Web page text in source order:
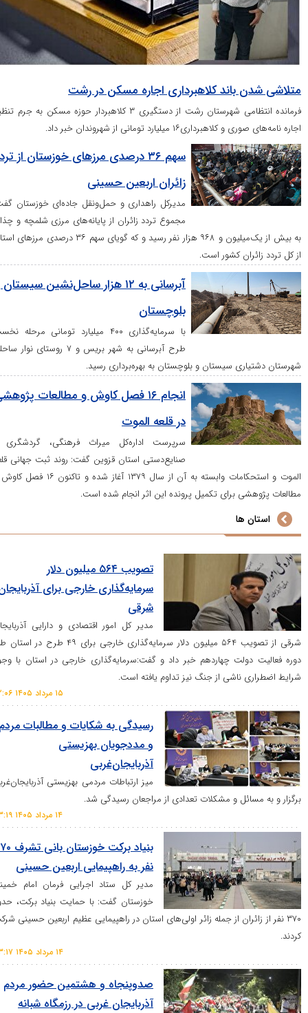
باند کلاهبرداری اجاره مسکن در رشت
فرمانده انتظامی شهرستان رشت از دستگیری ۳ کلاهبردار حوزه مسکن به جرم تنظیم
میلیارد تومانی از شهروندان خبر داد.
سهم ۳۶ درصدی مرز‌های خوزستان از تردد
زائران اربعین حسینی
مدیرکل راهداری و حمل‌ونقل جاده‌ای خوزستان گفت:
مجموع تردد زائران از پایانه‌های مرزی شلمچه و چذابه
به بیش از یک‌میلیون و ۹۶۸ هزار نفر رسید و که گویای سهم ۳۶ درصدی مرز‌های استان
کشور است.
آبرسانی به ۱۲ هزار ساحل‌نشین سیستان و
بلوچستان
با سرمایه‌گذاری ۴۰۰ میلیارد تومانی مرحله نخست
طرح آبرسانی به شهر بریس و ۷ روستای نوار ساحلی
سیستان و بلوچستان به بهره‌برداری رسید.
انجام ۱۶ فصل کاوش و مطالعات پژوهشی
در قلعه الموت
سرپرست اداره‌کل میراث فرهنگی، گردشگری و
صنایع‌دستی استان قزوین گفت: روند ثبت جهانی قلعه
الموت و استحکامات وابسته به آن از سال ۱۳۷۹ آغاز شده و تاکنون ۱۶ فصل کاوش و
برای تکمیل پرونده این اثر انجام شده است.
تصویب ۵۶۴ میلیون دلار
سرمایه‌گذاری خارجی برای آذربایجان
شرقی
مدیر کل امور اقتصادی و دارایی آذربایجان
شرقی از تصویب ۵۶۴ میلیون دلار سرمایه‌گذاری خارجی برای ۴۹ طرح در استان طی
چهاردهم خبر داد و گفت:سرمایه‌گذاری خارجی در استان با وجود
ناشی از جنگ نیز تداوم یافته است.
رسیدگی به شکایات و مطالبات مردم
و مددجویان بهزیستی
آذربایجان‌غربی
میز ارتباطات مردمی بهزیستی آذربایجان‌غربی
و مشکلات تعدادی از مراجعان رسیدگی شد.
بنیاد برکت خوزستان بانی تشرف ۳۷۰
نفر به راهپیمایی اربعین حسینی
مدیر کل ستاد اجرایی فرمان امام خمینی
خوزستان گفت: با حمایت بنیاد برکت، حدود
از جمله زائر اولی‌های استان در راهپیمایی عظیم اربعین حسینی شرکت
صدوپنجاه و هشتمین حضور مردم
آذربایجان غربی در رزمگاه شبانه